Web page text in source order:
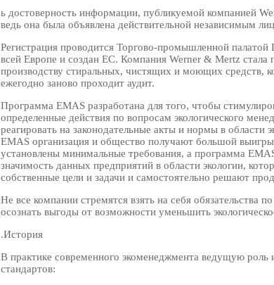
ь достоверность информации, публикуемой компанией
ведь она была объявлена действительной независимым
Регистрация проводится Торгово-промышленной палатой
всей Европе и создан ЕС. Компания Werner & Mertz
производству стиральных, чистящих и моющих средств,
ежегодно заново проходит аудит.
Программа EMAS разработана для того, чтобы
определенные действия по вопросам экологического
реагировать на законодательные акты и нормы в области
EMAS организация и общество получают большой
установлены минимальные требования, а программа
значимость данных предприятий в области экологии,
собственные цели и задачи и самостоятельно решают
Не все компании стремятся взять на себя обязательства
осознать выгоды от возможности уменьшить
.История
В практике современного экоменеджмента ведущую
стандартов: